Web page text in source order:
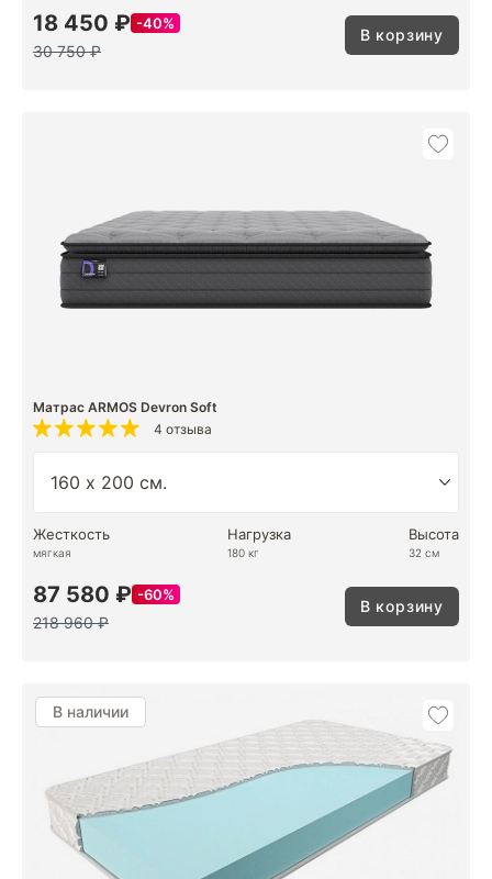
18 450 ₽ 40%
30 750 ₽
В корзину
Матрас ARMOS Devron Soft
4 отзыва
Жесткость
мягкая
Нагрузка
180 кг
Высота
32 см
87 580 ₽ 60%
218 960 ₽
В корзину
В наличии